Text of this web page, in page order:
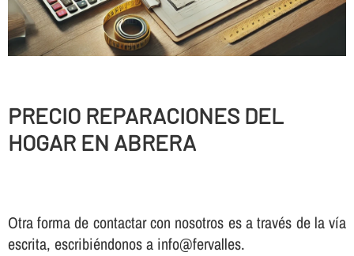
PRECIO REPARACIONES DEL
HOGAR EN ABRERA
Otra forma de contactar con nosotros es a través de la vía
escrita, escribiéndonos a info@fervalles.